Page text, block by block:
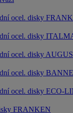
ocel. disky
ocel. disky
ocel. disky
ocel. disky
ocel. disky ECO-
FRANKEN